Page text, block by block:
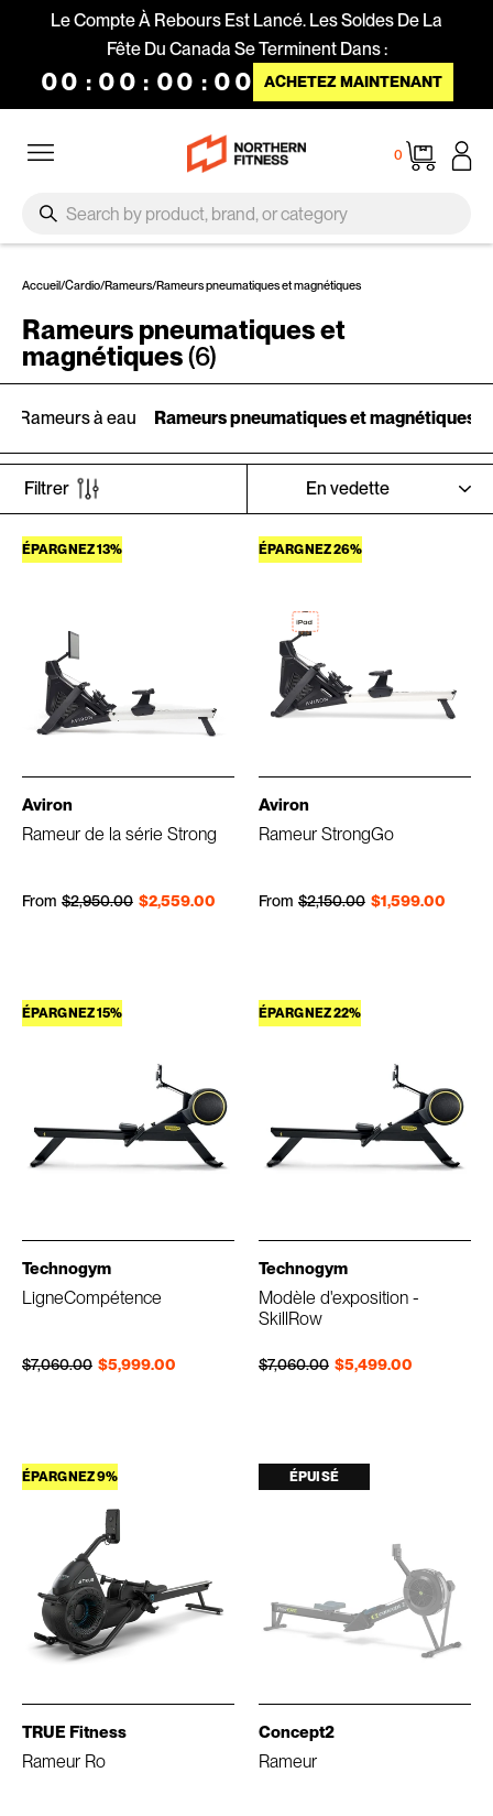
Passer au contenu
Le Compte À Rebours Est Lancé. Les Soldes De La
Fête Du Canada Se Terminent Dans :
00 : 00 : 00 : 00 ACHETEZ MAINTENANT
0
Panier
Recherche
Accueil/Cardio/Rameurs/Rameurs pneumatiques et magnétiques
Rameurs pneumatiques et
magnétiques(6)
Rameurs à eau Rameurs pneumatiques et magnétiques
Filtrer
APPLIQUER
ÉPARGNEZ 13%
Aviron
Rameur de la série Strong
From $2,559.00
Prix régulier
$2,950.00
Prix réduit
ÉPARGNEZ 26%
Aviron
Rameur StrongGo
From $1,599.00
Prix régulier
$2,150.00
Prix réduit
ÉPARGNEZ 15%
Technogym
LigneCompétence
$5,999.00
Prix régulier
$7,060.00
Prix réduit
ÉPARGNEZ 22%
Technogym
Modèle d'exposition -
SkillRow
$5,499.00
Prix régulier
$7,060.00
Prix réduit
ÉPARGNEZ 9%
TRUE Fitness
Rameur Ro
ÉPUISÉ
Concept2
Rameur